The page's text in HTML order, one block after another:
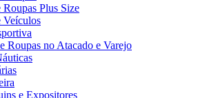
Plus Size
Veículos
Roupas no Atacado e Varejo
e Expositores